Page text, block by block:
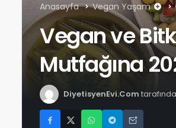
Anasayfa Vegan Yaşam
Vegan ve
Mutfağına
DiyetisyenEvi.Com